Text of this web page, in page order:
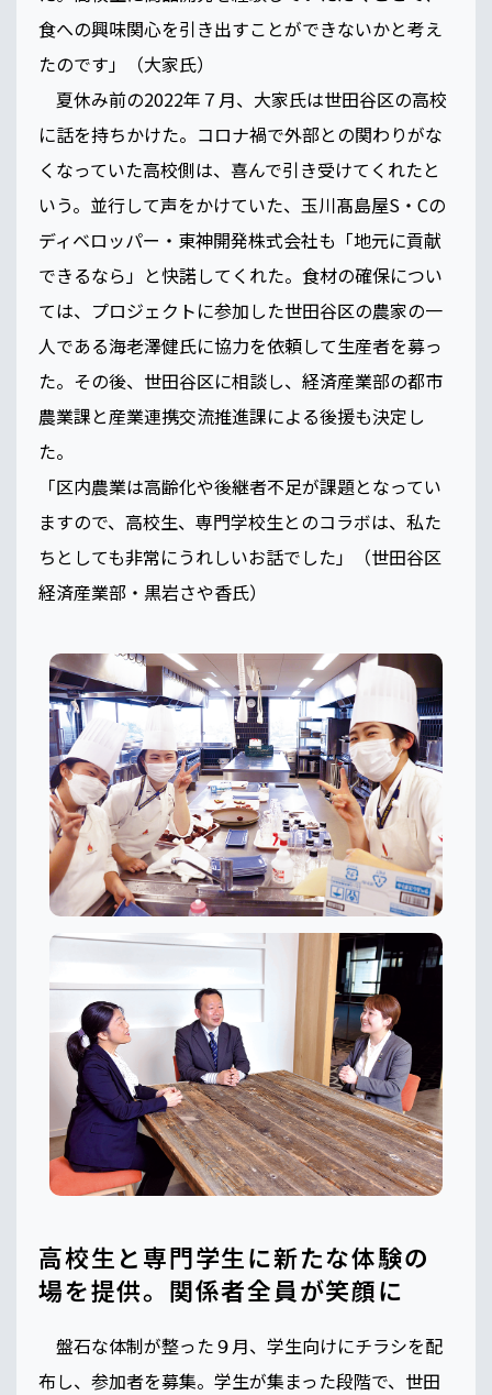
食への興味関心を引き出すことができないかと考え
たのです」（大家氏）
夏休み前の2022年７月、大家氏は世田谷区の高校
に話を持ちかけた。コロナ禍で外部との関わりがな
くなっていた高校側は、喜んで引き受けてくれたと
いう。並行して声をかけていた、玉川髙島屋S・Cの
ディベロッパー・東神開発株式会社も「地元に貢献
できるなら」と快諾してくれた。食材の確保につい
ては、プロジェクトに参加した世田谷区の農家の一
人である海老澤健氏に協力を依頼して生産者を募っ
た。その後、世田谷区に相談し、経済産業部の都市
農業課と産業連携交流推進課による後援も決定し
た。
「区内農業は高齢化や後継者不足が課題となってい
ますので、高校生、専門学校生とのコラボは、私た
ちとしても非常にうれしいお話でした」（世田谷区
経済産業部・黒岩さや香氏）
高校生と専門学生に新たな体験の
場を提供。関係者全員が笑顔に
盤石な体制が整った９月、学生向けにチラシを配
布し、参加者を募集。学生が集まった段階で、世田